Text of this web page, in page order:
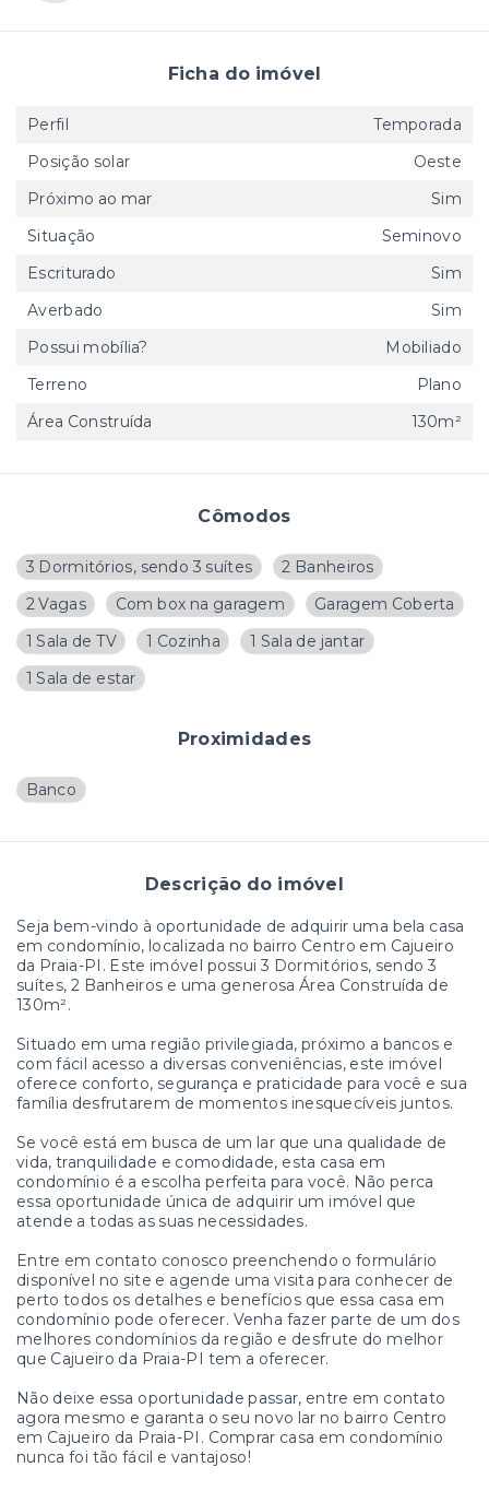
Cômodos
3 Dormitórios, sendo 3 suítes
2 Banheiros
2 Vagas
Com box na garagem
Garagem Coberta
1 Sala de TV
1 Cozinha
1 Sala de jantar
1 Sala de estar
Proximidades
Banco
Descrição do imóvel
Seja bem-vindo à oportunidade de adquirir uma bela casa
em condomínio, localizada no bairro Centro em Cajueiro
da Praia-PI. Este imóvel possui 3 Dormitórios, sendo 3
suítes, 2 Banheiros e uma generosa Área Construída de
130m².
Situado em uma região privilegiada, próximo a bancos e
com fácil acesso a diversas conveniências, este imóvel
oferece conforto, segurança e praticidade para você e sua
família desfrutarem de momentos inesquecíveis juntos.
Se você está em busca de um lar que una qualidade de
vida, tranquilidade e comodidade, esta casa em
condomínio é a escolha perfeita para você. Não perca
essa oportunidade única de adquirir um imóvel que
atende a todas as suas necessidades.
Entre em contato conosco preenchendo o formulário
disponível no site e agende uma visita para conhecer de
perto todos os detalhes e benefícios que essa casa em
condomínio pode oferecer. Venha fazer parte de um dos
melhores condomínios da região e desfrute do melhor
que Cajueiro da Praia-PI tem a oferecer.
Não deixe essa oportunidade passar, entre em contato
agora mesmo e garanta o seu novo lar no bairro Centro
em Cajueiro da Praia-PI. Comprar casa em condomínio
nunca foi tão fácil e vantajoso!
Ficha do imóvel
Perfil
Temporada
Posição solar
Oeste
Próximo ao mar
Sim
Situação
Seminovo
Escriturado
Sim
Averbado
Sim
Possui mobília?
Mobiliado
Terreno
Plano
Área Construída
130m²